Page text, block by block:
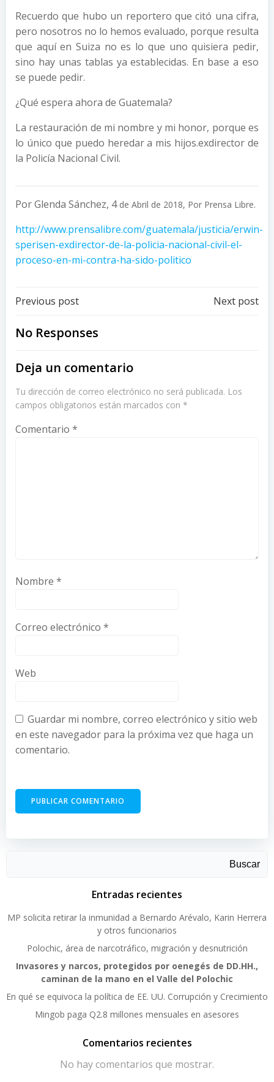
Recuerdo que hubo un reportero que citó una cifra,
pero nosotros no lo hemos evaluado, porque resulta
que aquí en Suiza no es lo que uno quisiera pedir,
sino hay unas tablas ya establecidas. En base a eso
se puede pedir.
¿Qué espera ahora de Guatemala?
La restauración de mi nombre y mi honor, porque es
lo único que puedo heredar a mis hijos.exdirector de
la Policía Nacional Civil.
Por Glenda Sánchez, 4de Abril de 2018, Por Prensa Libre.
http://www.prensalibre.com/guatemala/justicia/erwin-
sperisen-exdirector-de-la-policia-nacional-civil-el-
proceso-en-mi-contra-ha-sido-politico
Post
navigation
Previous post Next post
No Responses
Deja un comentario
Tu dirección de correo electrónico no será publicada. Los
campos obligatorios están marcados con *
Comentario *
Nombre *
Correo electrónico *
Web
Guardar mi nombre, correo electrónico y sitio web
en este navegador para la próxima vez que haga un
comentario.
Buscar
Entradas recientes
MP solicita retirar la inmunidad a Bernardo Arévalo, Karin Herrera
y otros funcionarios
Polochic, área de narcotráfico, migración y desnutrición
Invasores y narcos, protegidos por oenegés de DD.HH.,
caminan de la mano en el Valle del Polochic
En qué se equivoca la política de EE. UU. Corrupción y Crecimiento
Mingob paga Q2.8 millones mensuales en asesores
Comentarios recientes
No hay comentarios que mostrar.